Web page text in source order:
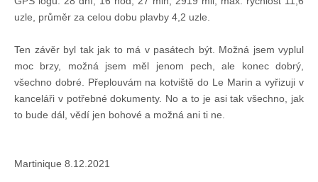
uzle, průměr za celou dobu plavby 4,2 uzle.
Ten závěr byl tak jak to má v pasátech být. Možná jsem vyplul
moc brzy, možná jsem měl jenom pech, ale konec dobrý,
všechno dobré. Přeplouvám na kotviště do Le Marin a vyřizuji v
kanceláři v potřebné dokumenty. No a to je asi tak všechno, jak
to bude dál, vědí jen bohové a možná ani ti ne.
Martinique 8.12.2021